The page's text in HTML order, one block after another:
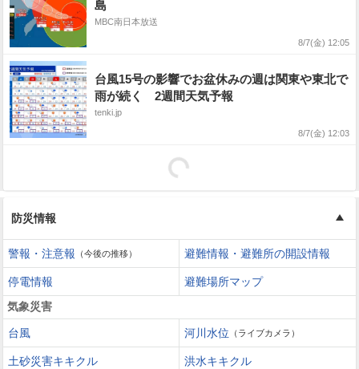
島
MBC南日本放送
8/7(金) 12:05
台風15号の影響でお盆休みの週は関東や東北で
雨が続く 2週間天気予報
tenki.jp
8/7(金) 12:03
防災情報
警報・注意報 （今後の推移） 避難情報・避難所の開設情報
停電情報
避難場所マップ
気象災害
台風 河川水位 （ライブカメラ）
土砂災害キキクル
洪水キキクル